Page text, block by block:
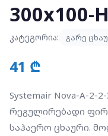
300x100-
კატეგორია: გარე
41 ₾
Systemair Nova-A-2-
რეგულირებადი
საჰაერო ცხაური.